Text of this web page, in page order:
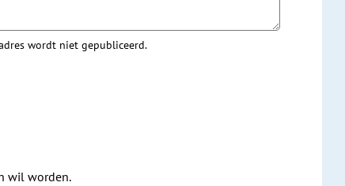
wordt niet gepubliceerd.
wil worden.